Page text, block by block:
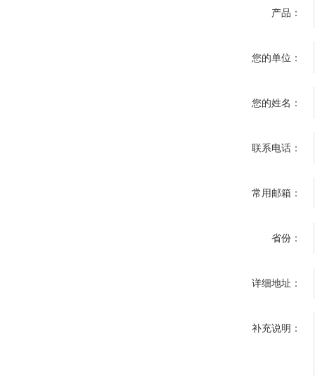
产品：
您的单位：
您的姓名：
联系电话：
常用邮箱：
省份：
详细地址：
补充说明：